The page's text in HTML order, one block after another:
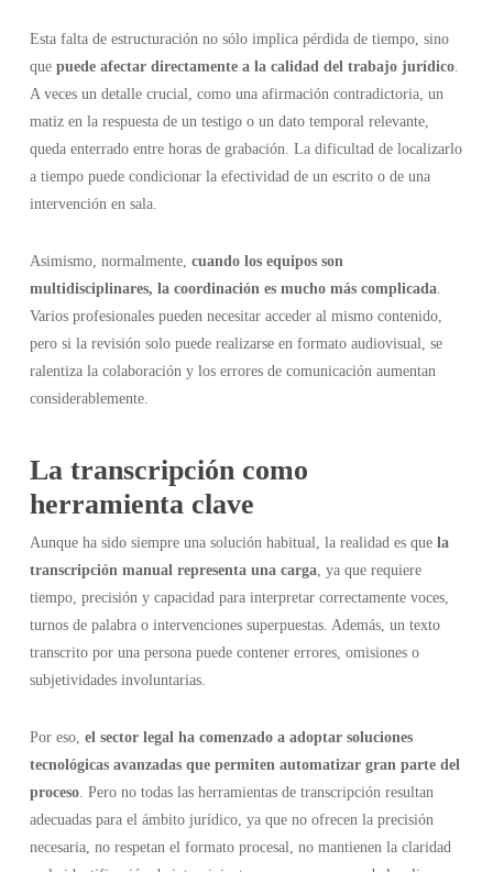
Esta falta de estructuración no sólo implica pérdida de tiempo, sino
que puede afectar directamente a la calidad del trabajo jurídico.
A veces un detalle crucial, como una afirmación contradictoria, un
matiz en la respuesta de un testigo o un dato temporal relevante,
queda enterrado entre horas de grabación. La dificultad de localizarlo
a tiempo puede condicionar la efectividad de un escrito o de una
intervención en sala.
Asimismo, normalmente, cuando los equipos son
multidisciplinares, la coordinación es mucho más complicada.
Varios profesionales pueden necesitar acceder al mismo contenido,
pero si la revisión solo puede realizarse en formato audiovisual, se
ralentiza la colaboración y los errores de comunicación aumentan
considerablemente.
La transcripción como
herramienta clave
Aunque ha sido siempre una solución habitual, la realidad es que la
transcripción manual representa una carga, ya que requiere
tiempo, precisión y capacidad para interpretar correctamente voces,
turnos de palabra o intervenciones superpuestas. Además, un texto
transcrito por una persona puede contener errores, omisiones o
subjetividades involuntarias.
Por eso, el sector legal ha comenzado a adoptar soluciones
tecnológicas avanzadas que permiten automatizar gran parte del
proceso. Pero no todas las herramientas de transcripción resultan
adecuadas para el ámbito jurídico, ya que no ofrecen la precisión
necesaria, no respetan el formato procesal, no mantienen la claridad